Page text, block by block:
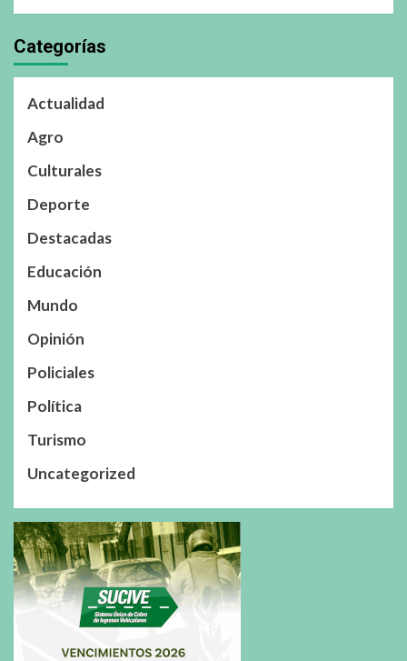
Categorías
Actualidad
Agro
Culturales
Deporte
Destacadas
Educación
Mundo
Opinión
Policiales
Política
Turismo
Uncategorized